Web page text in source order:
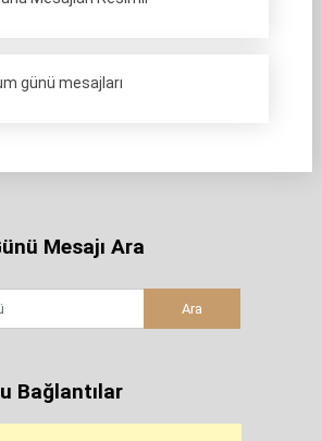
günü mesajları
Mesajı Ara
Bağlantılar